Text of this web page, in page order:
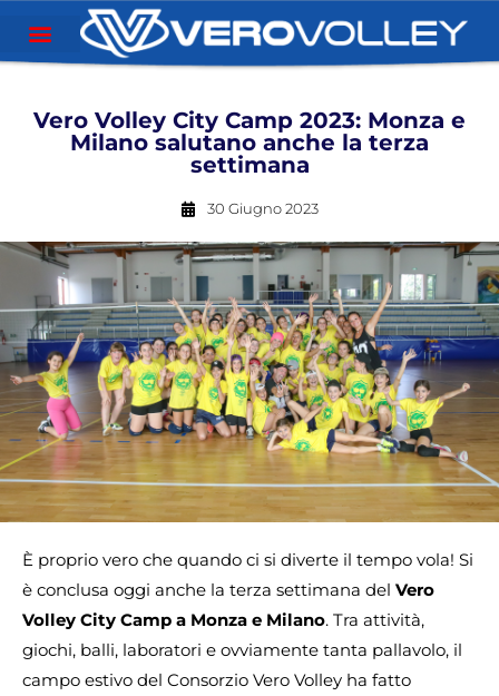
Vero Volley City Camp 2023: Monza e
Milano salutano anche la terza
settimana
30 Giugno 2023
È proprio vero che quando ci si diverte il tempo vola! Si
è conclusa oggi anche la terza settimana del Vero
Volley City Camp a Monza e Milano. Tra attività,
giochi, balli, laboratori e ovviamente tanta pallavolo, il
campo estivo del Consorzio Vero Volley ha fatto